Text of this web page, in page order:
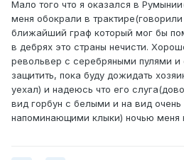
Мало того что я оказался в
меня обокрали в
ближайший граф который мог бы
в дебрях это страны нечисти.
револьвер с серебряными пулями и
защитить, пока буду дожидать
уехал) и надеюсь что его
вид горбун с белыми и на вид
напоминающими клыки) ночью меня